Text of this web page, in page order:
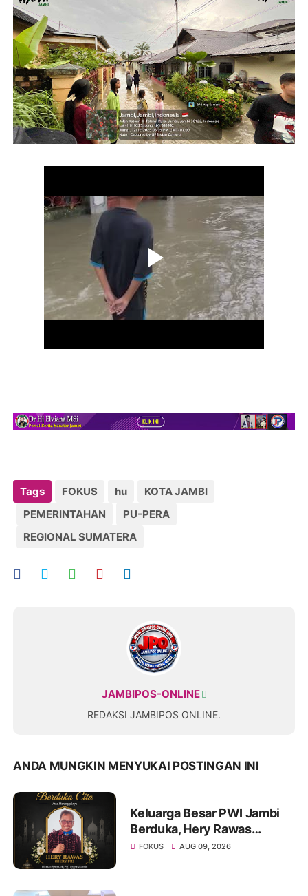
Tags FOKUS hu
KOTA JAMBI
PEMERINTAHAN
PU-PERA
REGIONAL SUMATERA
JAMBIPOS-ONLINE
REDAKSI JAMBIPOS ONLINE.
ANDA MUNGKIN MENYUKAI POSTINGAN INI
Keluarga Besar PWI Jambi
Berduka, Hery Rawas
Mantan Sekretaris PWI
FOKUS AUG 09, 2026